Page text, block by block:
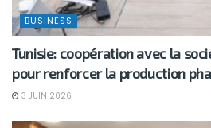
BUSINESS
Tunisie: coopération avec la
pour renforcer la production
3 JUIN 2026